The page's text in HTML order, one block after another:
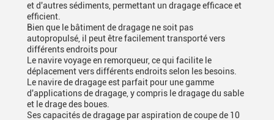
et d'autres sédiments, permettant un dragage efficace et
efficient.
Bien que le bâtiment de dragage ne soit pas
autopropulsé, il peut être facilement transporté vers
différents endroits pour
Le navire voyage en remorqueur, ce qui facilite le
déplacement vers différents endroits selon les besoins.
Le navire de dragage est parfait pour une gamme
d'applications de dragage, y compris le dragage du sable
et le drage des boues.
Ses capacités de dragage par aspiration de coupe de 10